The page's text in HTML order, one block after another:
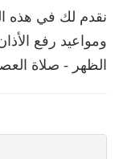
نقدم لك في هذه
ومواعيد رفع
الظهر - صلاة